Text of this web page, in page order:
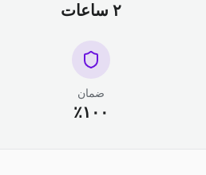
٢ ساعات
ضمان
١٠٠٪